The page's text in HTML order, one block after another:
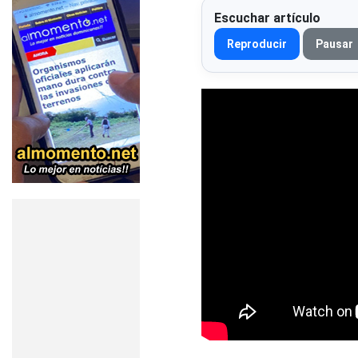
Escuchar artículo
Reproducir Pausar